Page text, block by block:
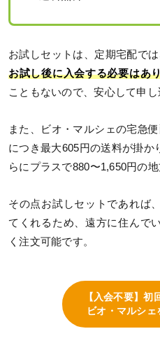
お試しセットは、定期宅配で
お試し後に入会する必要はあ
こともないので、安心して申し
また、ビオ・マルシェの宅急
につき最大605円の送料が掛か
らにプラスで880〜1,650円の
その点お試しセットであれば、
てくれるため、遠方に住んで
く注文可能です。
【入会不要】初
ビオ・マルシ